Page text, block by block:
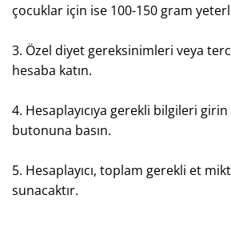
çocuklar için ise 100-150 gram
3. Özel diyet gereksinimleri veya
hesaba katın.
4. Hesaplayıcıya gerekli bilgileri
butonuna basın.
5. Hesaplayıcı, toplam gerekli et
sunacaktır.